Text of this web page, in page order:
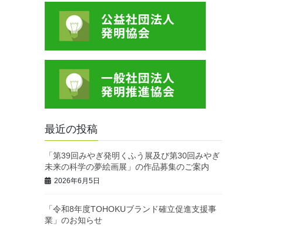
最近の投稿
「第39回みやぎ発明くふう展及び第30回みやぎ
未来の科学の夢絵画展」の作品募集のご案内
2026年6月5日
「令和8年度TOHOKUブランド確立促進支援事
業」のお知らせ